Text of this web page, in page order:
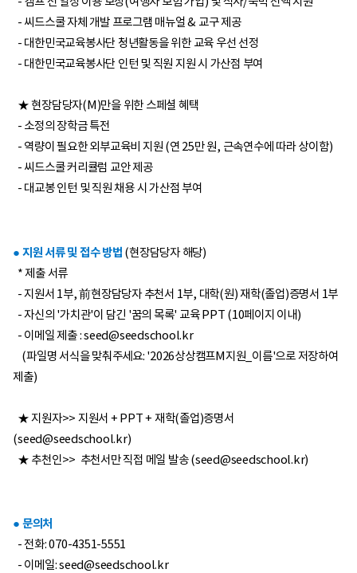
- 씨드스쿨 자체 개발 프로그램 매뉴얼 & 교구 제공
- 대한민국교육봉사단 청년활동을 위한 교육 우선 선정
- 대한민국교육봉사단 인턴 및 직원 지원 시 가산점 부여
★ 현장담당자(M)만을 위한 스페셜 혜택
- 소정의 장학금 특전
- 역량이 필요한 외부교육비 지원 (연 25만 원, 근속연수에 따라 상이함)
- 씨드스쿨 커리큘럼 교안 제공
- 대교봉 인턴 및 직원 채용 시 가산점 부여
● 지원 서류 및 접수 방법 (현장담당자 해당)
* 제출 서류
- 지원서 1부, 前현장담당자 추천서 1부, 대학(원) 재학(졸업)증명서 1부
- 자신의 '가치관'이 담긴 '꿈의 목록' 교육 PPT (10페이지 이내)
- 이메일 제출 :seed@seedschool.kr
(파일명 서식을 맞춰주세요: '2026상상캠프M지원_이름'으로 저장하여
제출)
★ 지원자>> 지원서 + PPT + 재학(졸업)증명서
(seed@seedschool.kr)
★ 추천인>> 추천서만 직접 메일 발송 (seed@seedschool.kr)
● 문의처
- 전화: 070-4351-5551
- 이메일:seed@seedschool.kr